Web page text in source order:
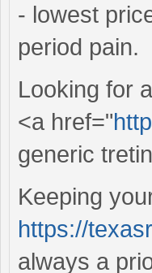
- lowest
period pain.
Looking for
<a href="
generic
Keeping
https://
always a